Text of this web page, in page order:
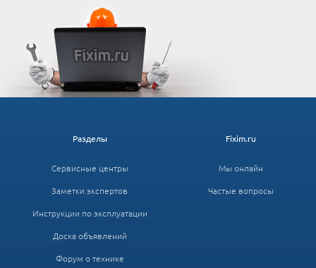
Fixim.ru
Мы онлайн
Частые вопросы
Разделы
Сервисные центры
Заметки экспертов
Инструкции по эксплуатации
Доска объявлений
Форум о технике